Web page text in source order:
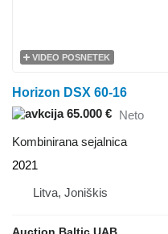
VIDEO POSNETEK
Horizon DSX 60-16
65.000 € Neto
Kombinirana sejalnica
2021
Litva, Joniškis
Auction Baltic UAB